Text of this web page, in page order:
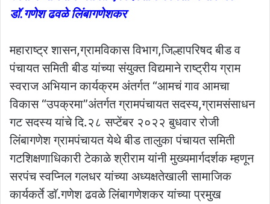
डाॅ.गणेश ढवळे लिंबागणेशकर
महाराष्ट्र शासन,ग्रामविकास विभाग,जिल्हापरिषद बीड व
पंचायत समिती बीड यांच्या संयुक्त विद्यमाने राष्ट्रीय ग्राम
स्वराज अभियान कार्यक्रम अंतर्गत “आमचं गाव आमचा
विकास “उपक्रमा”अंतर्गत ग्रामपंचायत सदस्य,ग्रामसंसाधन
गट सदस्य यांचे दि.२८ सप्टेंबर २०२२ बुधवार रोजी
लिंबागणेश ग्रामपंचायत येथे बीड तालुका पंचायत समिती
गटशिक्षणाधिकारी टेकाळे श्रीराम यांनी मुख्यमार्गदर्शक म्हणून
सरपंच स्वप्निल गलधर यांच्या अध्यक्षतेखाली सामाजिक
कार्यकर्ते डाॅ.गणेश ढवळे लिंबागणेशकर यांच्या प्रमुख